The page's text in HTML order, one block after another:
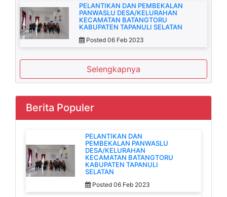
PELANTIKAN DAN PEMBEKALAN
PANWASLU DESA/KELURAHAN
KECAMATAN BATANGTORU
KABUPATEN TAPANULI SELATAN
Posted 06 Feb 2023
Selengkapnya
Berita Populer
PELANTIKAN DAN
PEMBEKALAN PANWASLU
DESA/KELURAHAN
KECAMATAN BATANGTORU
KABUPATEN TAPANULI
SELATAN
Posted 06 Feb 2023